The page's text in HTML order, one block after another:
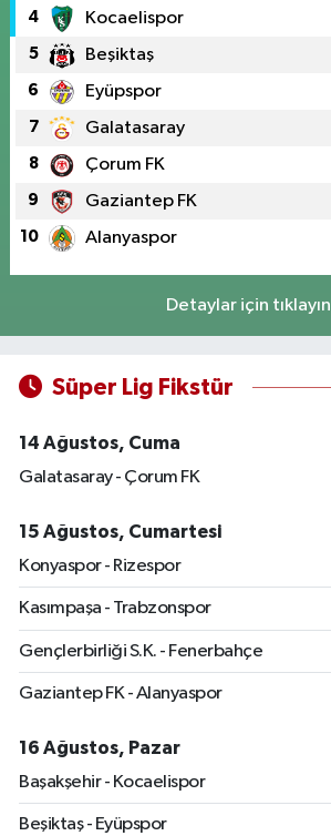
4 Kocaelispor
5 Beşiktaş
6 Eyüpspor
7 Galatasaray
8 Çorum FK
9 Gaziantep FK
10 Alanyaspor
Detaylar için tıklayın
Süper Lig Fikstür
14 Ağustos, Cuma
Galatasaray - Çorum FK
15 Ağustos, Cumartesi
Konyaspor - Rizespor
Kasımpaşa - Trabzonspor
Gençlerbirliği S.K. - Fenerbahçe
Gaziantep FK - Alanyaspor
16 Ağustos, Pazar
Başakşehir - Kocaelispor
Beşiktaş - Eyüpspor